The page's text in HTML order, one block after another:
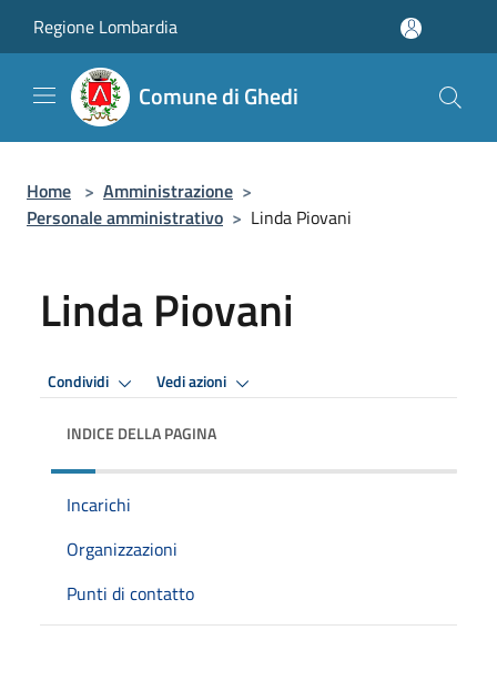
Regione Lombardia
Comune di Ghedi
Home > Amministrazione >
Personale amministrativo > Linda Piovani
Linda Piovani
Condividi Vedi azioni
INDICE DELLA PAGINA
Incarichi
Organizzazioni
Punti di contatto